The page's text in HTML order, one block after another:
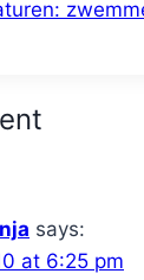
says:
at 6:25 pm